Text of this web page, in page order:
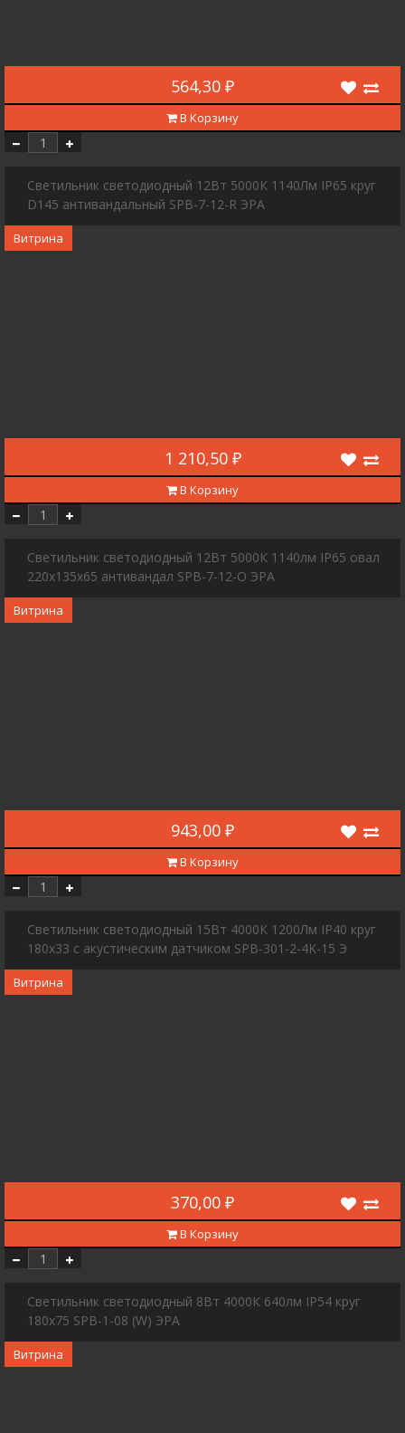
564,30 ₽
В Корзину
Cветильник светодиодный 12Вт 5000К 1140Лм IP65 круг
D145 антивандальный SPB-7-12-R ЭРА
Витрина
1 210,50 ₽
В Корзину
Cветильник светодиодный 12Вт 5000К 1140лм IP65 овал
220x135x65 антивандал SPB-7-12-O ЭРА
Витрина
943,00 ₽
В Корзину
Cветильник светодиодный 15Вт 4000К 1200Лм IP40 круг
180х33 с акустическим датчиком SPB-301-2-4K-15 Э
Витрина
370,00 ₽
В Корзину
Cветильник светодиодный 8Вт 4000К 640лм IP54 круг
180х75 SPB-1-08 (W) ЭРА
Витрина